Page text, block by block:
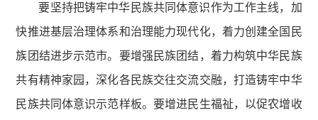
要坚持把铸牢中华民族共同体意识作为工作主线，加
快推进基层治理体系和治理能力现代化，着力创建全国民
族团结进步示范市。要增强民族团结，着力构筑中华民族
共有精神家园，深化各民族交往交流交融，打造铸牢中华
民族共同体意识示范样板。要增进民生福祉，以促农增收